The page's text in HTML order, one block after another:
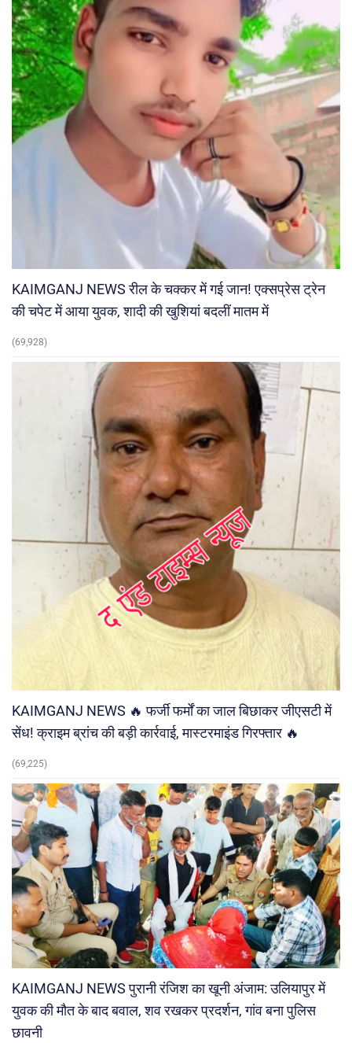
KAIMGANJ NEWS रील के चक्कर में गई जान! एक्सप्रेस ट्रेन
की चपेट में आया युवक, शादी की खुशियां बदलीं मातम में
(69,928)
KAIMGANJ NEWS 🔥 फर्जी फर्मों का जाल बिछाकर जीएसटी में
सेंध! क्राइम ब्रांच की बड़ी कार्रवाई, मास्टरमाइंड गिरफ्तार 🔥
(69,225)
KAIMGANJ NEWS पुरानी रंजिश का खूनी अंजाम: उलियापुर में
युवक की मौत के बाद बवाल, शव रखकर प्रदर्शन, गांव बना पुलिस
छावनी